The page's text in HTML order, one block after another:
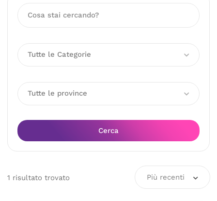
Tutte le Categorie
Tutte le province
Cerca
1 risultato trovato Più recenti